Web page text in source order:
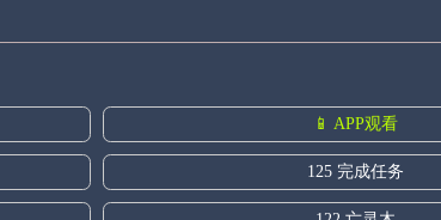
📱 APP观看
125 完成任务